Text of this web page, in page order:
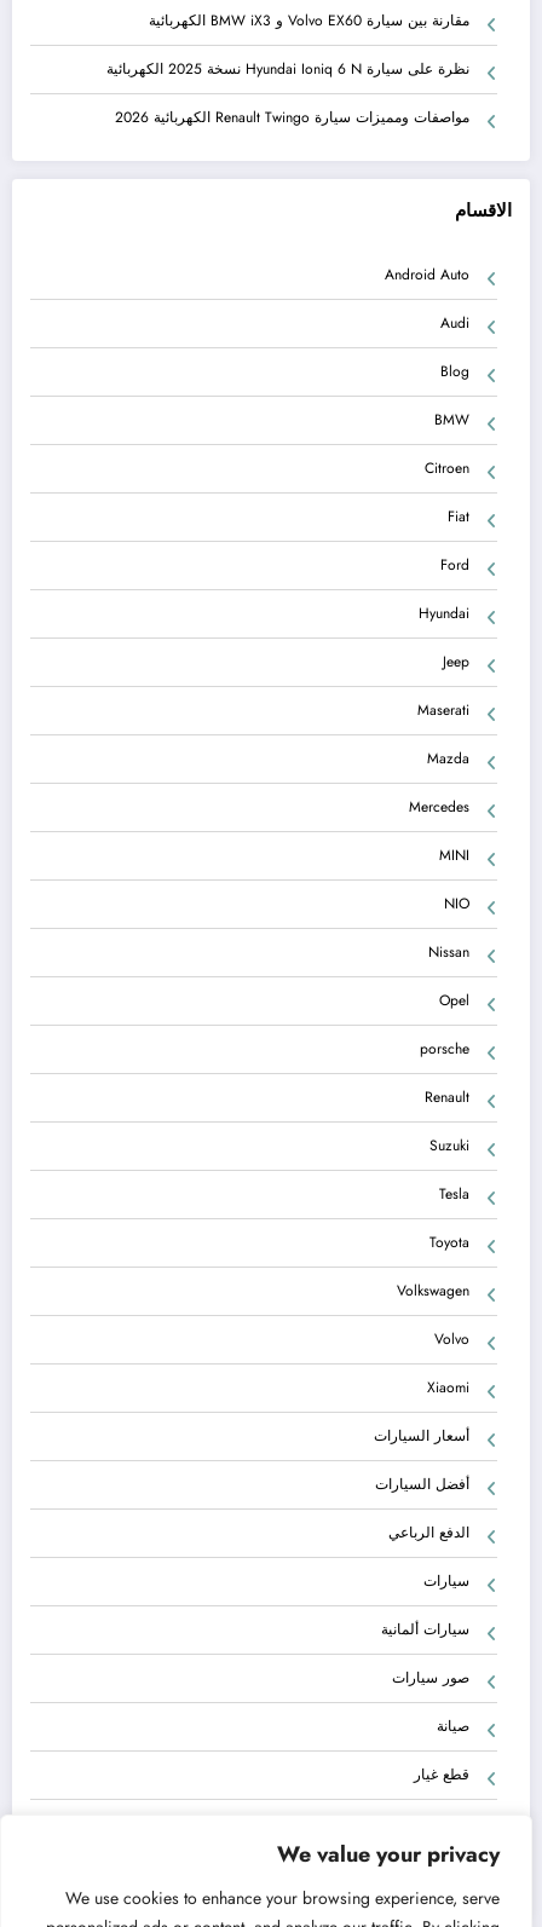
We value your privacy
We use cookies to enhance your browsing experience, serve
مقارنة بين سيارة Volvo EX60 و BMW iX3 الكهربائية
نظرة على سيارة Hyundai Ioniq 6 N نسخة 2025 الكهربائية
مواصفات ومميزات سيارة Renault Twingo الكهربائية 2026
الاقسام
Android Auto
Audi
Blog
BMW
Citroen
Fiat
Ford
Hyundai
Jeep
Maserati
Mazda
Mercedes
MINI
NIO
Nissan
Opel
porsche
Renault
Suzuki
Tesla
Toyota
Volkswagen
Volvo
Xiaomi
أسعار السيارات
أفضل السيارات
الدفع الرباعي
سيارات
سيارات ألمانية
صور سيارات
صيانة
قطع غيار